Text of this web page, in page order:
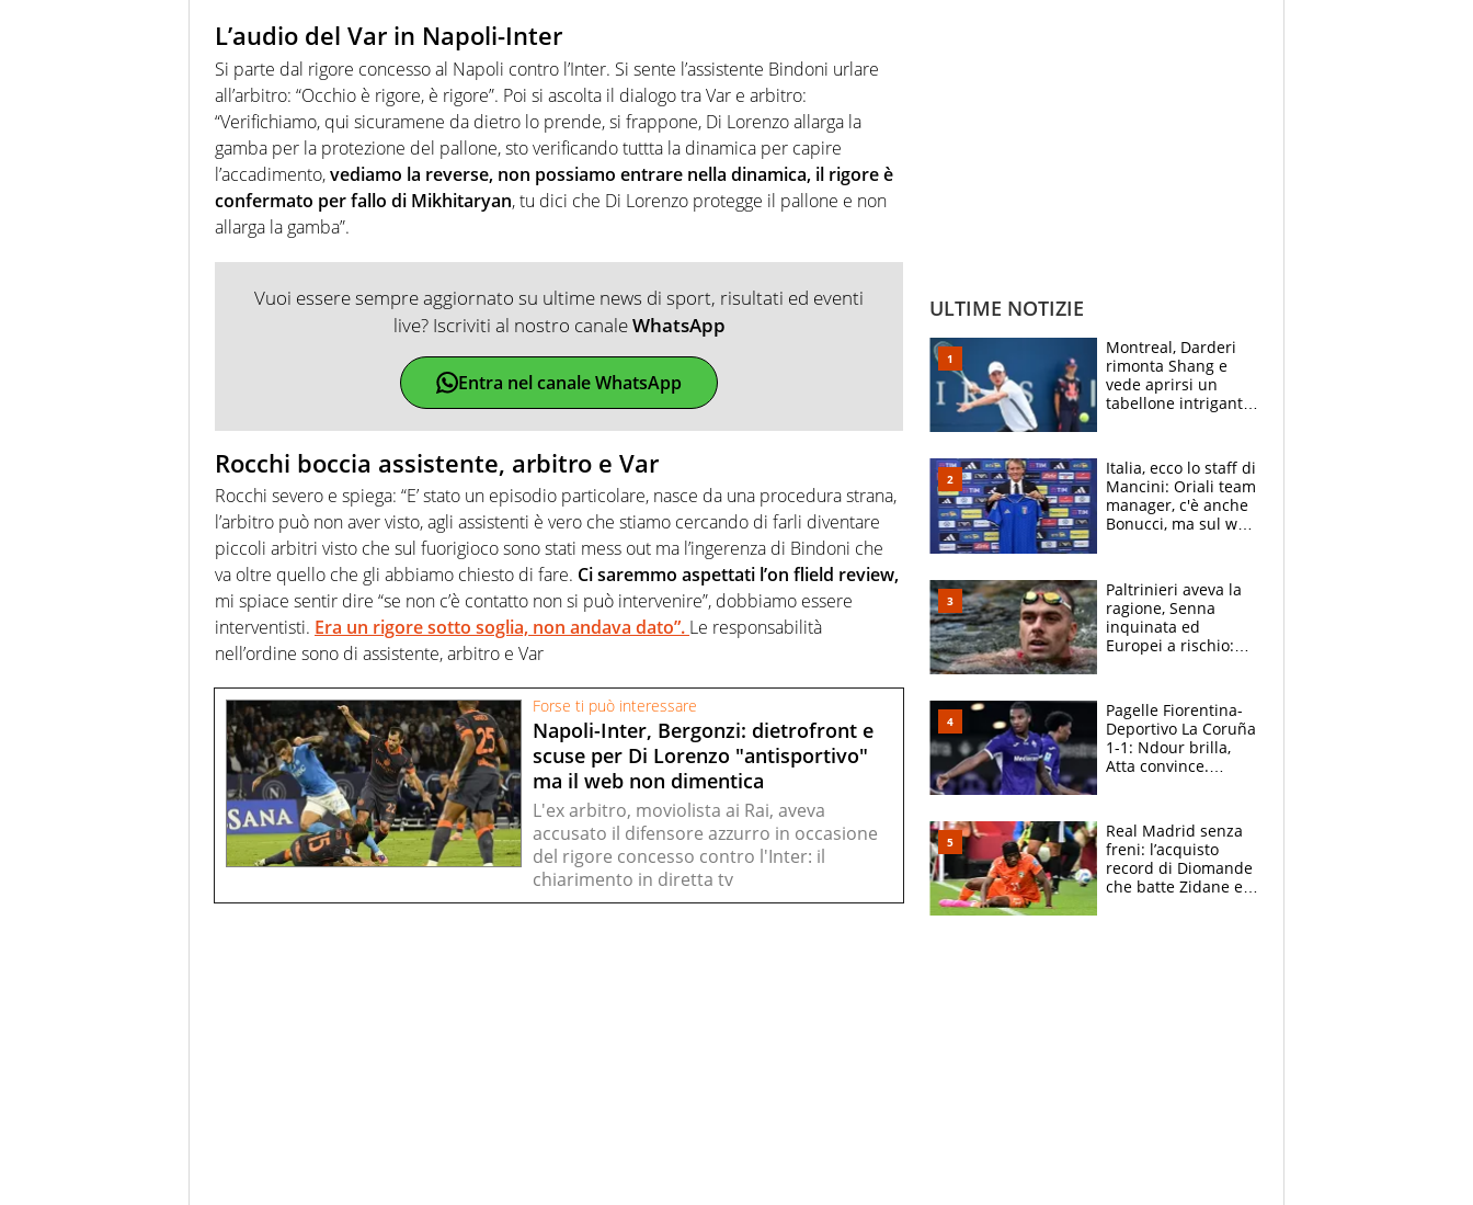
L’audio del Var in Napoli-Inter
Si parte dal rigore concesso al Napoli contro l’Inter. Si sente l’assistente Bindoni urlare
all’arbitro: “Occhio è rigore, è rigore”. Poi si ascolta il dialogo tra Var e arbitro:
“Verifichiamo, qui sicuramene da dietro lo prende, si frappone, Di Lorenzo allarga la
gamba per la protezione del pallone, sto verificando tuttta la dinamica per capire
l’accadimento,vediamo la reverse, non possiamo entrare nella dinamica, il rigore è
confermato per fallo di Mikhitaryan, tu dici che Di Lorenzo protegge il pallone e non
allarga la gamba”.
Vuoi essere sempre aggiornato su ultime news di sport, risultati ed eventi
live? Iscriviti al nostro canaleWhatsApp
Entra nel canale WhatsApp
Rocchi boccia assistente, arbitro e Var
Rocchi severo e spiega: “E’ stato un episodio particolare, nasce da una procedura strana,
l’arbitro può non aver visto, agli assistenti è vero che stiamo cercando di farli diventare
piccoli arbitri visto che sul fuorigioco sono stati mess out ma l’ingerenza di Bindoni che
va oltre quello che gli abbiamo chiesto di fare. Ci saremmo aspettati l’on flield review,
mi spiace sentir dire “se non c’è contatto non si può intervenire”, dobbiamo essere
interventisti. Era un rigore sotto soglia, non andava dato”. Le responsabilità
nell’ordine sono di assistente, arbitro e Var
Forse ti può interessare
Napoli-Inter, Bergonzi: dietrofront e
scuse per Di Lorenzo "antisportivo"
ma il web non dimentica
L'ex arbitro, moviolista ai Rai, aveva
accusato il difensore azzurro in occasione
del rigore concesso contro l'Inter: il
chiarimento in diretta tv
ULTIME NOTIZIE
Montreal, Darderi
rimonta Shang e
vede aprirsi un
tabellone intrigante:
felice del mio livello"
Italia, ecco lo staff di
Mancini: Oriali team
manager, c'è anche
Bonucci, ma sul web
Paltrinieri aveva la
ragione, Senna
inquinata ed
Europei a rischio:
adesso
Pagelle Fiorentina-
Deportivo La Coruña
1-1: Ndour brilla,
Atta convince.
Real Madrid senza
freni: l’acquisto
record di Diomande
che batte Zidane e